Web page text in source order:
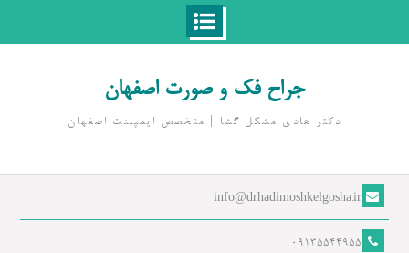
جراح فک و صورت اصفهان
دکتر هادی مشکل گشا | متخصص ايمپلنت اصفهان
info@drhadimoshkelgosha.ir
09135544955